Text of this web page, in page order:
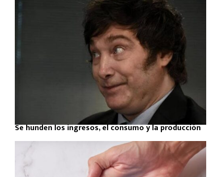
Se hunden los ingresos, el consumo y la producción